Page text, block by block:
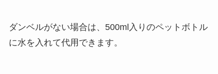
ダンベルがない場合は、500ml入りのペットボトル
に水を入れて代用できます。